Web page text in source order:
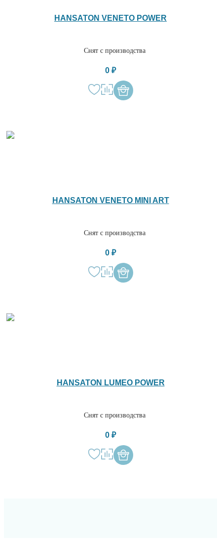
HANSATON VENETO POWER
Снят с производства
0 ₽
HANSATON VENETO MINI ART
Снят с производства
0 ₽
HANSATON LUMEO POWER
Снят с производства
0 ₽